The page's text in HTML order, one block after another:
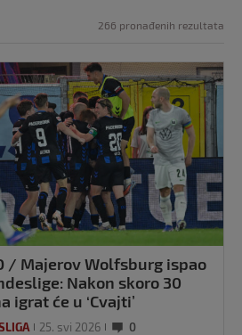
266 pronađenih rezultata
/ Majerov Wolfsburg ispao
Nakon skoro 30
igrat će u ‘Cvajti’
25. svi 2026 0